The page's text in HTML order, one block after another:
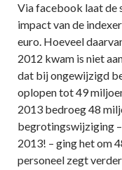
Via facebook laat de
impact van de
euro. Hoeveel
2012 kwam is niet
dat bij ongewijzigd
oplopen tot 49
2013 bedroeg 48
begrotingswijziging
2013! – ging het om
personeel zegt